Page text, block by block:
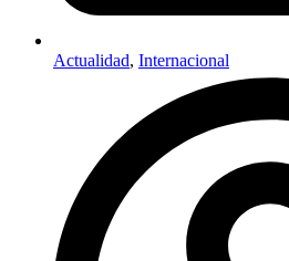
Actualidad, Internacional